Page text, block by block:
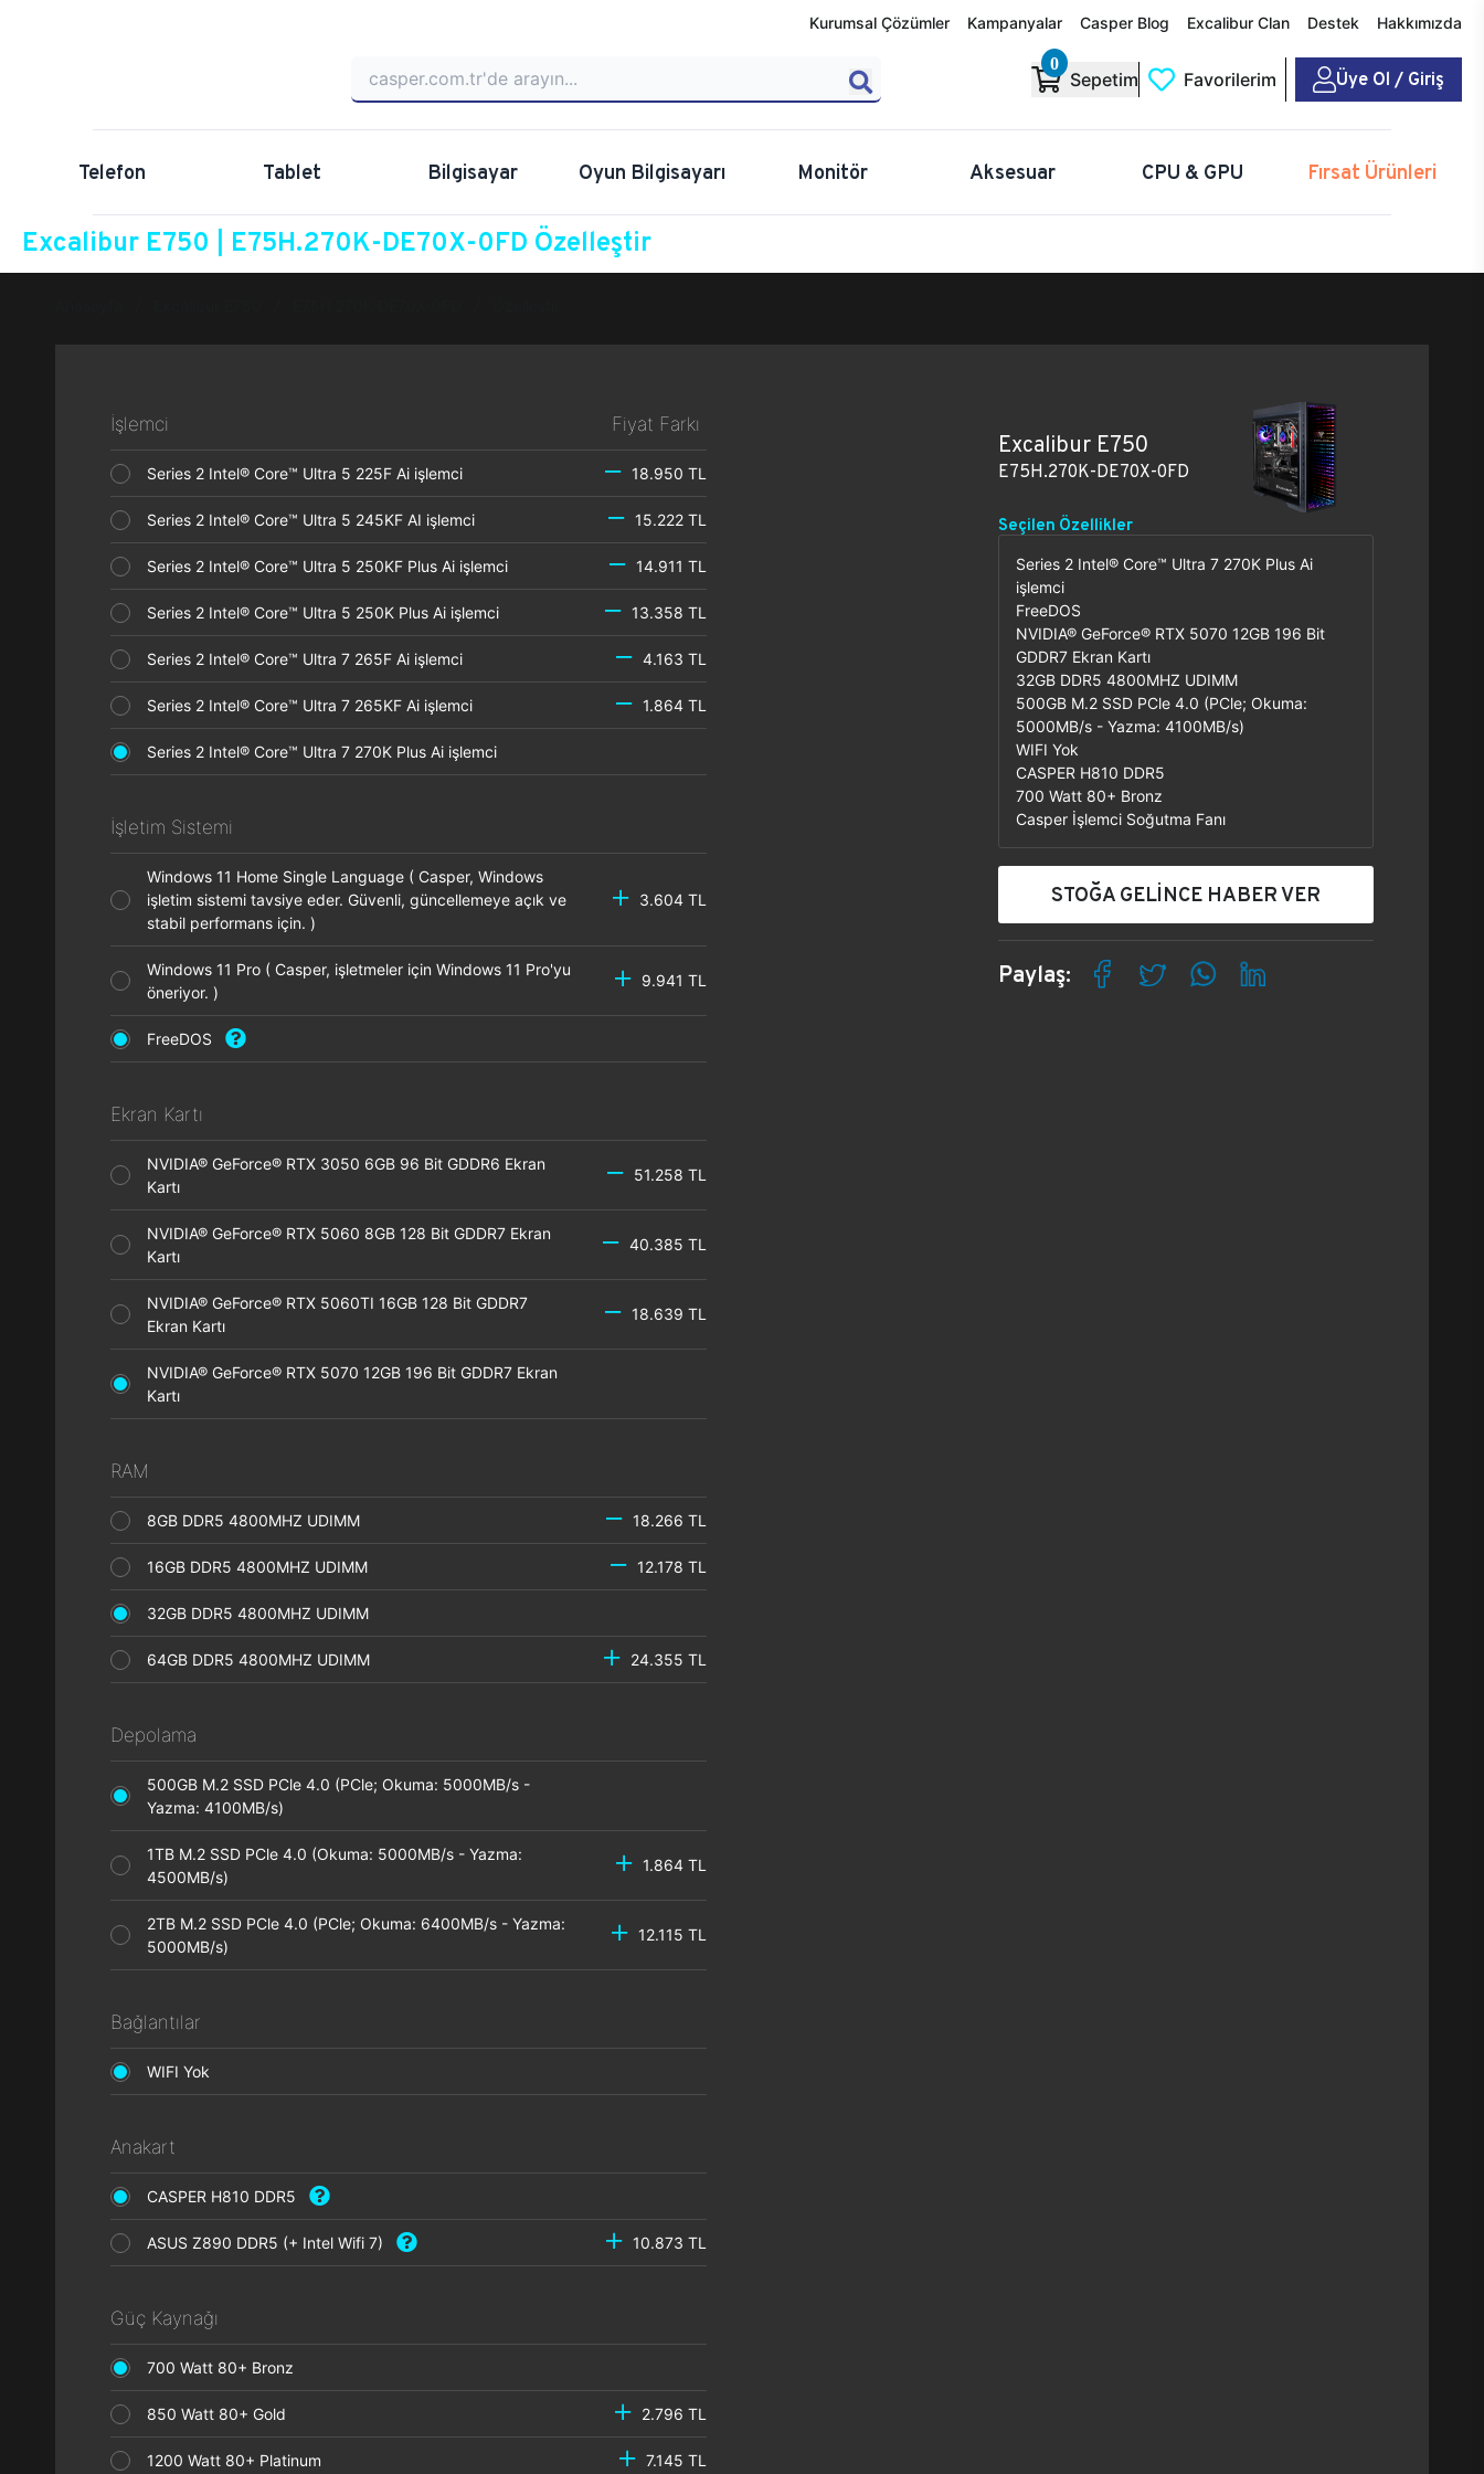
Kurumsal Çözümler Kampanyalar Casper Blog Excalibur Clan Destek Hakkımızda
0
Sepetim Favorilerim Üye Ol / Giriş
Telefon Tablet Bilgisayar Oyun Bilgisayarı Monitör Aksesuar CPU & GPU Fırsat Ürünleri
Excalibur E750 | E75H.270K-DE70X-0FD Özelleştir
İşlemci Fiyat Farkı
Series 2 Intel® Core™ Ultra 5 225F Ai işlemci 18.950 TL
Series 2 Intel® Core™ Ultra 5 245KF AI işlemci 15.222 TL
Series 2 Intel® Core™ Ultra 5 250KF Plus Ai işlemci 14.911 TL
Series 2 Intel® Core™ Ultra 5 250K Plus Ai işlemci 13.358 TL
Series 2 Intel® Core™ Ultra 7 265F Ai işlemci 4.163 TL
Series 2 Intel® Core™ Ultra 7 265KF Ai işlemci 1.864 TL
Series 2 Intel® Core™ Ultra 7 270K Plus Ai işlemci
İşletim Sistemi
Windows 11 Home Single Language ( Casper, Windows
işletim sistemi tavsiye eder. Güvenli, güncellemeye açık ve
stabil performans için. )
3.604 TL
Windows 11 Pro ( Casper, işletmeler için Windows 11 Pro'yu
öneriyor. )
9.941 TL
FreeDOS
Ekran Kartı
NVIDIA® GeForce® RTX 3050 6GB 96 Bit GDDR6 Ekran
Kartı
51.258 TL
NVIDIA® GeForce® RTX 5060 8GB 128 Bit GDDR7 Ekran
Kartı
40.385 TL
NVIDIA® GeForce® RTX 5060TI 16GB 128 Bit GDDR7
Ekran Kartı
18.639 TL
NVIDIA® GeForce® RTX 5070 12GB 196 Bit GDDR7 Ekran
Kartı
RAM
8GB DDR5 4800MHZ UDIMM 18.266 TL
16GB DDR5 4800MHZ UDIMM 12.178 TL
32GB DDR5 4800MHZ UDIMM
64GB DDR5 4800MHZ UDIMM 24.355 TL
Depolama
500GB M.2 SSD PCle 4.0 (PCle; Okuma: 5000MB/s -
Yazma: 4100MB/s)
1TB M.2 SSD PCle 4.0 (Okuma: 5000MB/s - Yazma:
4500MB/s)
1.864 TL
2TB M.2 SSD PCle 4.0 (PCle; Okuma: 6400MB/s - Yazma:
5000MB/s)
12.115 TL
Bağlantılar
WIFI Yok
Anakart
CASPER H810 DDR5
ASUS Z890 DDR5 (+ Intel Wifi 7) 10.873 TL
Güç Kaynağı
700 Watt 80+ Bronz
850 Watt 80+ Gold 2.796 TL
1200 Watt 80+ Platinum 7.145 TL
Excalibur E750
E75H.270K-DE70X-0FD
Seçilen Özellikler
Series 2 Intel® Core™ Ultra 7 270K Plus Ai
işlemci
FreeDOS
NVIDIA® GeForce® RTX 5070 12GB 196 Bit
GDDR7 Ekran Kartı
32GB DDR5 4800MHZ UDIMM
500GB M.2 SSD PCle 4.0 (PCle; Okuma:
5000MB/s - Yazma: 4100MB/s)
WIFI Yok
CASPER H810 DDR5
700 Watt 80+ Bronz
Casper İşlemci Soğutma Fanı
STOĞA GELİNCE HABER VER
Paylaş: